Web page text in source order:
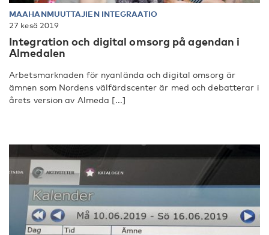
MAAHANMUUTTAJIEN INTEGRAATIO
27 kesä 2019
Integration och digital omsorg på agendan i
Almedalen
Arbetsmarknaden för nyanlända och digital omsorg är
ämnen som Nordens välfärdscenter är med och debatterar i
årets version av Almeda [...]